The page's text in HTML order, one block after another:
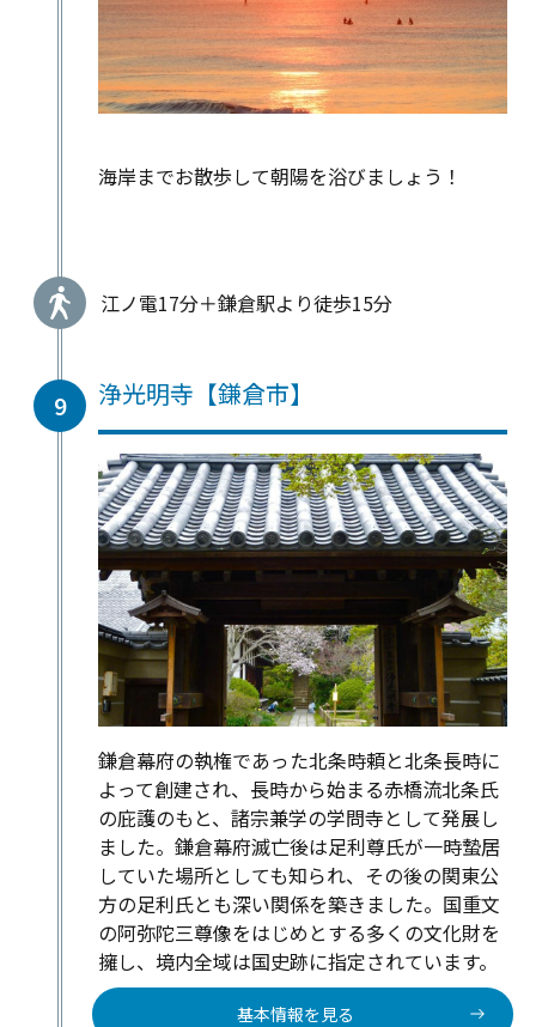
海岸までお散歩して朝陽を浴びましょう！
江ノ電17分＋鎌倉駅より徒歩15分
9 浄光明寺【鎌倉市】
鎌倉幕府の執権であった北条時頼と北条長時に
よって創建され、長時から始まる赤橋流北条氏
の庇護のもと、諸宗兼学の学問寺として発展し
ました。鎌倉幕府滅亡後は足利尊氏が一時蟄居
していた場所としても知られ、その後の関東公
方の足利氏とも深い関係を築きました。国重文
の阿弥陀三尊像をはじめとする多くの文化財を
擁し、境内全域は国史跡に指定されています。
基本情報を見る